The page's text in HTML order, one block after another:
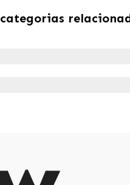
categorias